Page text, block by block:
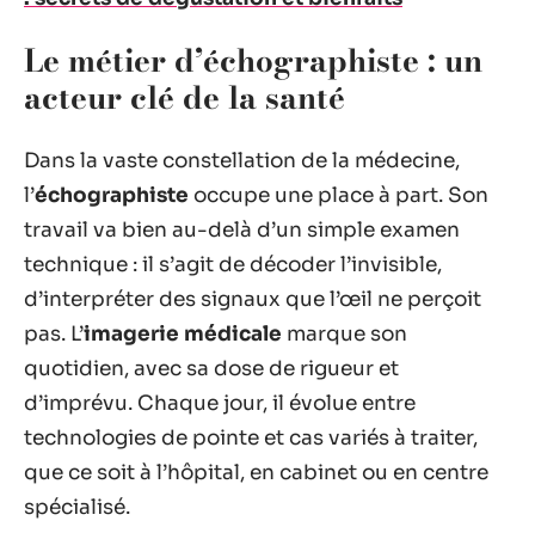
Le métier d’échographiste : un
acteur clé de la santé
Dans la vaste constellation de la médecine,
l’échographiste occupe une place à part. Son
travail va bien au-delà d’un simple examen
technique : il s’agit de décoder l’invisible,
d’interpréter des signaux que l’œil ne perçoit
pas. L’imagerie médicale marque son
quotidien, avec sa dose de rigueur et
d’imprévu. Chaque jour, il évolue entre
technologies de pointe et cas variés à traiter,
que ce soit à l’hôpital, en cabinet ou en centre
spécialisé.